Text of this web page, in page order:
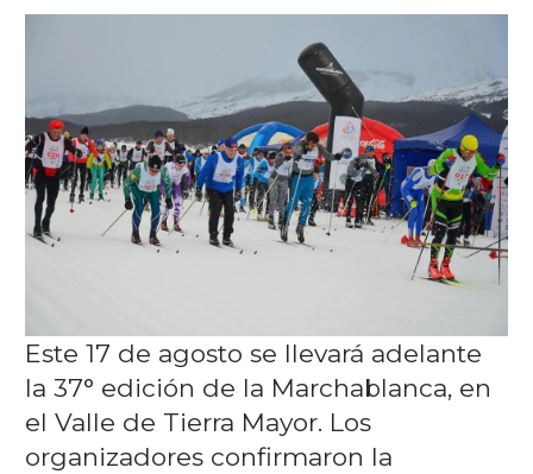
Este 17 de agosto se llevará adelante
la 37° edición de la Marchablanca, en
el Valle de Tierra Mayor. Los
organizadores confirmaron la